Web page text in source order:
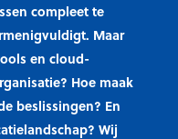
compleet te
Maar
en cloud-
Hoe maak
beslissingen? En
Wij